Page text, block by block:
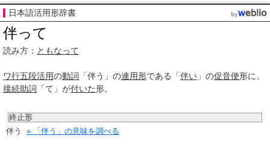
日本語活用形辞書
伴って
読み方： ともなって
ワ行五段活用の動詞 「伴う」の連用形である「伴い 」の促音便形に、
接続助詞 「て」が付いた形。
終止形
伴う » 「伴う」の意味を調べる